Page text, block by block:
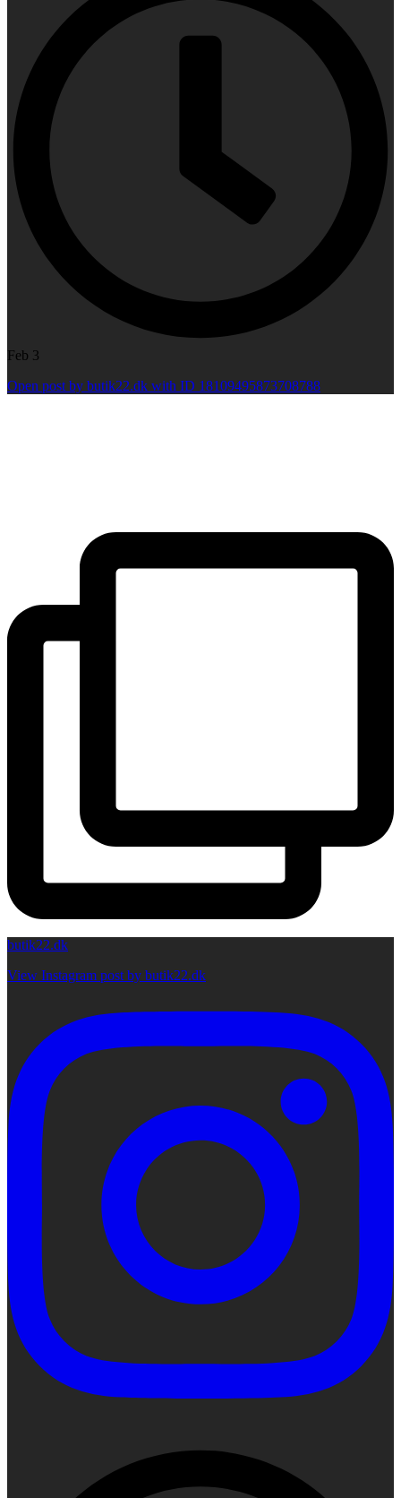
Feb 3
Open post by butik22.dk with ID 18109495873708788
butik22.dk
View Instagram post by butik22.dk